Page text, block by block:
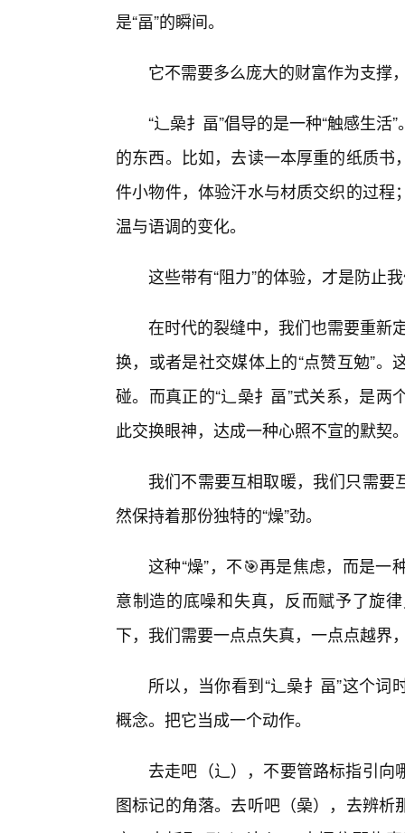
是“畐”的瞬间。
它不需要多么庞大的财富作为支撑
“辶喿扌畐”倡导的是一种“触感生
的东西。比如，去读一本厚重的纸质
件小物件，体验汗水与材质交织的过
温与语调的变化。
这些带有“阻力”的体验，才是防止
在时代的裂缝中，我们也需要重新
换，或者是社交媒体上的“点赞互勉”
碰。而真正的“辶喿扌畐”式关系，是
此交换眼神，达成一种心照不宣的默契
我们不需要互相取暖，我们只需
然保持着那份独特的“燥”劲。
这种“燥”，不🎯再是焦虑，而是
意制造的底噪和失真，反而赋予了旋
下，我们需要一点点失真，一点点越界
所以，当你看到“辶喿扌畐”这个
概念。把它当成一个动作。
去走吧（辶），不要管路标指引
图标记的角落。去听吧（喿），去辨